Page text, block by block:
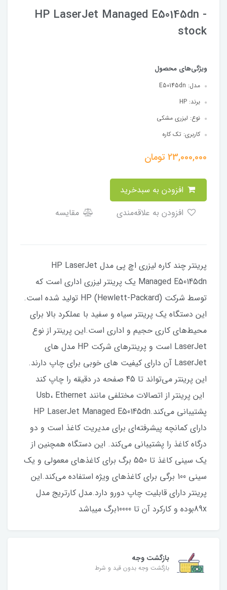
HP LaserJet Managed E50145dn -
stock
ویژگی‌های محصول
مدل: E50145dn
برند: HP
نوع: لیزری مشکی
کاربری: تک کاره
23,000,000تومان
مقایسه
پرینتر چند کاره لیزری اچ پی مدل HP LaserJet
Managed E50145dn یک پرینتر لیزری اداری است که
توسط شرکت HP (Hewlett-Packard) تولید شده است.
این دستگاه یک پرینتر سیاه و سفید با عملکرد بالا برای
محیط‌های کاری حجیم و اداری است.این پرینتر از نوع
LaserJet است و پرینترهای شرکت HP مدل های
LaserJet آن دارای کیفیت های خوبی برای چاپ دارند.
این پرینتر می‌تواند تا 45 صفحه در دقیقه را چاپ کند
این پرینتر از اتصالات مختلفی مانند Usb، Ethernet
پشتیبانی می‌کند.HP LaserJet Managed E50145dn
دارای کمانچه پیشرفته‌ای برای مدیریت کاغذ است و دو
درگاه کاغذ را پشتیبانی می‌کند. این دستگاه همچنین از
یک سینی کاغذ تا 550 برگ برای کاغذهای معمولی و یک
سینی 100 برگی برای کاغذهای ویژه استفاده می‌کند.این
پرینتر دارای قابلیت چاپ دورو دارد.مدل کارتریج مدل
89xبوده و کارکرد آن تا 10000برگ میباشد
بازگشت وجه
بازگشت وجه بدون قید و شرط